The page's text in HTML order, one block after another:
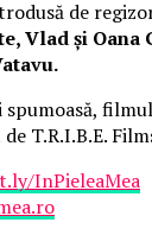
de
Vlad și Oana
spumoasă, filmul
T.R.I.B.E.
InPieleaMea